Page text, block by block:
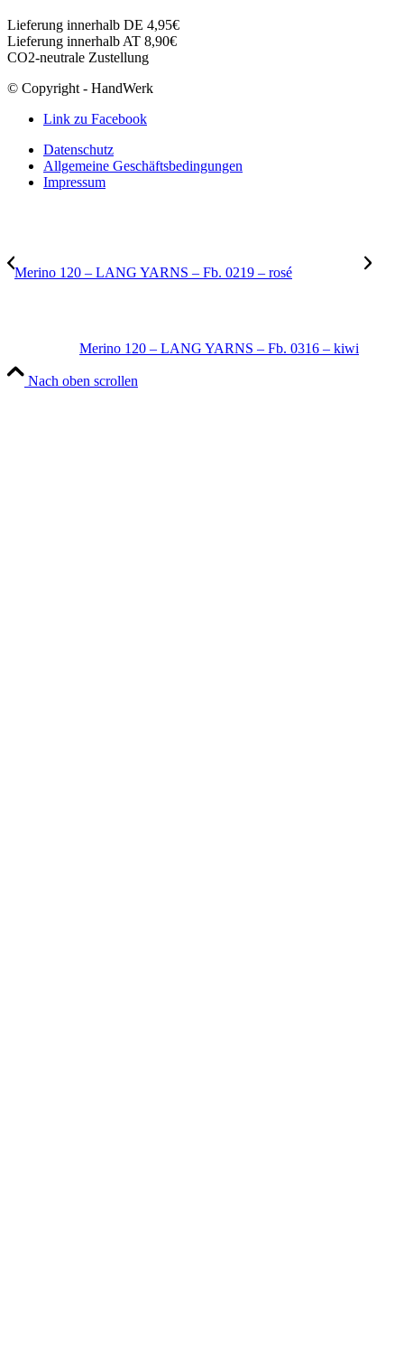
Lieferung innerhalb DE 4,95€
Lieferung innerhalb AT 8,90€
CO2-neutrale Zustellung
© Copyright - HandWerk
Link zu Facebook
Datenschutz
Allgemeine Geschäftsbedingungen
Impressum
Merino 120 – LANG YARNS – Fb. 0219 – rosé
Merino 120 – LANG YARNS – Fb. 0316 – kiwi
Nach oben scrollen